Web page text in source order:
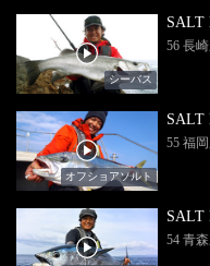
シーバス
SALT
56 長
オフショアソルト
SALT
55 福
SALT
54 青